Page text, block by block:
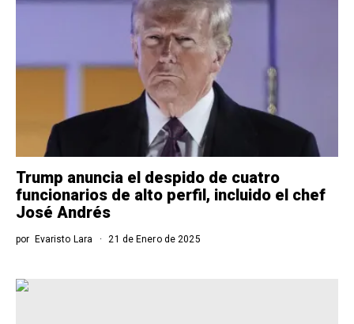
Trump anuncia el despido de cuatro
funcionarios de alto perfil, incluido el chef
José Andrés
por Evaristo Lara 21 de Enero de 2025